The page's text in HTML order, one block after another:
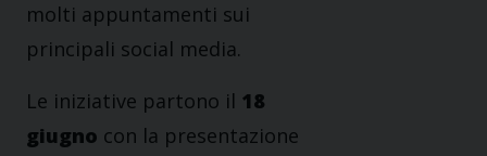
molti appuntamenti sui
principali social media.
Le iniziative partono il 18
giugno con la presentazione